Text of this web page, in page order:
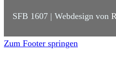
Zum Footer springen
SFB 1607 | Webdesign von